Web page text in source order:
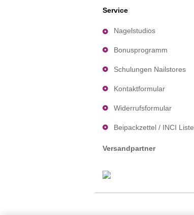
Service
Nagelstudios
Bonusprogramm
Schulungen Nailstores
Kontaktformular
Widerrufsformular
Beipackzettel / INCI Liste
Versandpartner